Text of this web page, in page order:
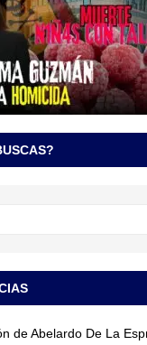
de Abelardo De La